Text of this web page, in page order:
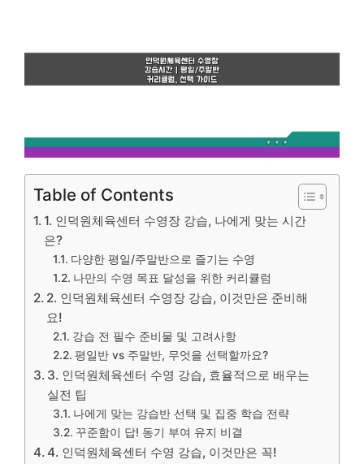
Table of Contents
1. 인덕원체육센터 수영장 강습, 나에게 맞는 시간
은?
다양한 평일/주말반으로 즐기는 수영
나만의 수영 목표 달성을 위한 커리큘럼
2. 인덕원체육센터 수영장 강습, 이것만은 준비해
요!
강습 전 필수 준비물 및 고려사항
평일반 vs 주말반, 무엇을 선택할까요?
3. 인덕원체육센터 수영 강습, 효율적으로 배우는
실전 팁
나에게 맞는 강습반 선택 및 집중 학습 전략
꾸준함이 답! 동기 부여 유지 비결
4. 인덕원체육센터 수영 강습, 이것만은 꼭!